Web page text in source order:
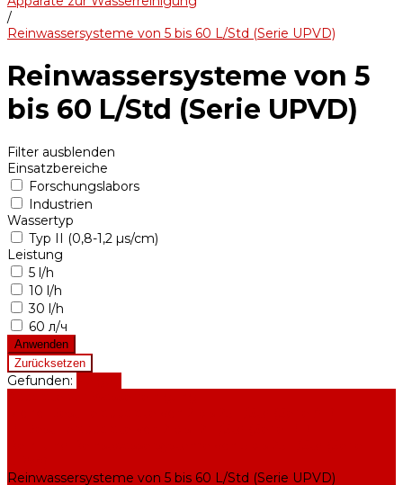
/
Reinwassersysteme von 5 bis 60 L/Std (Serie UPVD)
Reinwassersysteme von 5
bis 60 L/Std (Serie UPVD)
Filter ausblenden
Einsatzbereiche
Forschungslabors
Industrien
Wassertyp
Typ II (0,8-1,2 µs/cm)
Leistung
5 l/h
10 l/h
30 l/h
60 л/ч
Gefunden:
Reinwassersysteme von 5 bis 60 L/Std (Serie UPVD)